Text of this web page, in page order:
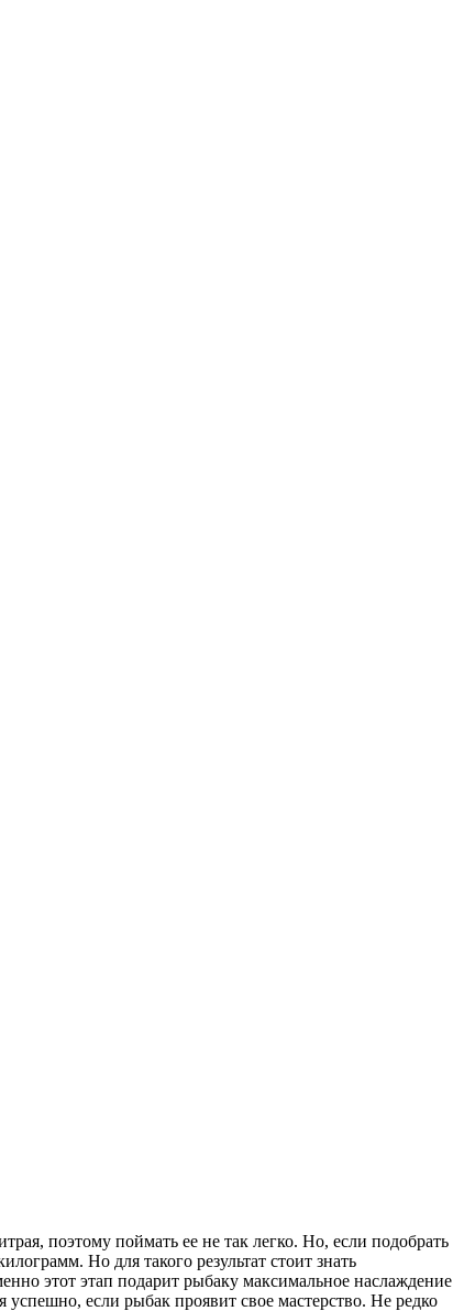
поэтому поймать ее не так легко. Но, если подобрать
Но для такого результат стоит знать
этот этап подарит рыбаку максимальное наслаждение
если рыбак проявит свое мастерство. Не редко